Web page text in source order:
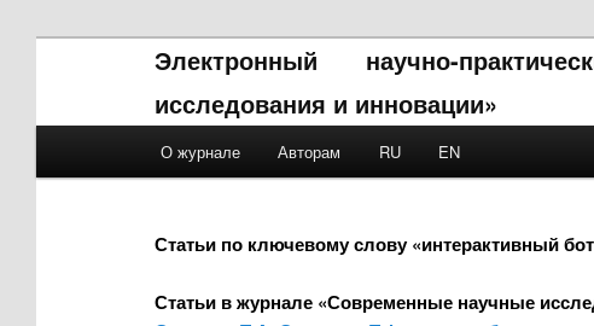
Электронный научно-
исследования и инновации»
Skip to primary content
Skip to secondary content
О журнале Авторам RU EN
Статьи по ключевому слову «интерактивный
Статьи в журнале «Современные научные